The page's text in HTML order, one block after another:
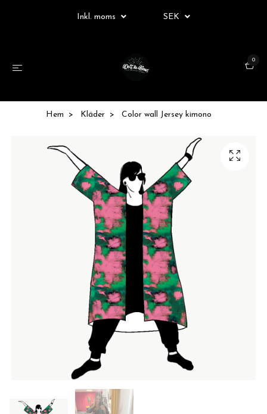
Inkl. moms SEK
0
Hem Kläder Color wall Jersey kimono